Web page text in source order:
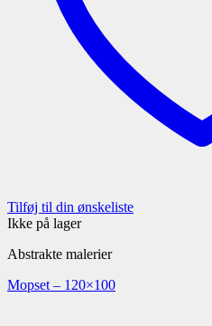
Tilføj til din ønskeliste
Ikke på lager
Abstrakte malerier
Mopset – 120×100